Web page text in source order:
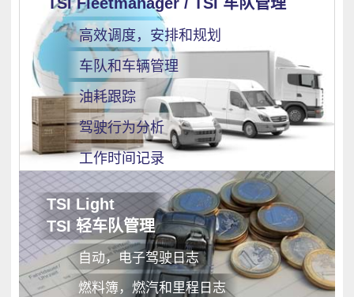
高效调度，安排和规划
车队和车辆管理
油耗跟踪
驾驶行为分析
工作时间记录
TSI Light
TSI 轻车队管理
自动，电子驾驶日志
燃料簿，燃汽和里程日志